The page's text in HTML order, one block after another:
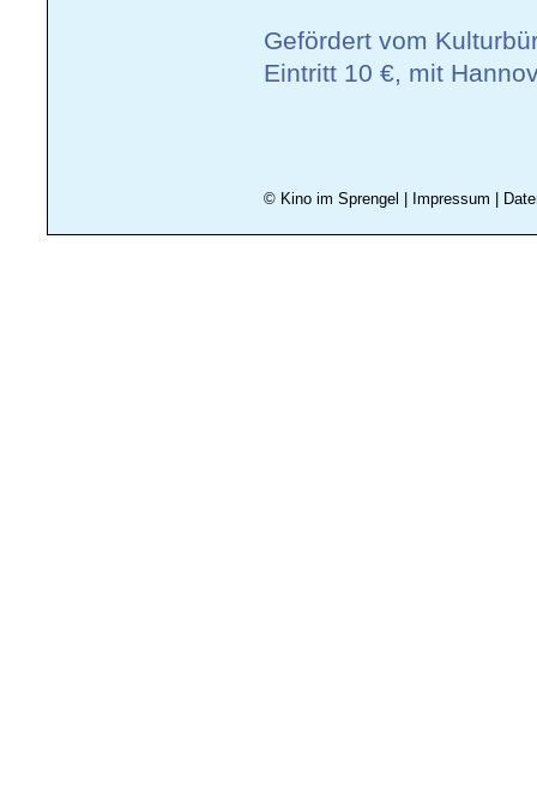
Gefördert vom
Eintritt 10 €, mit
© Kino im Sprengel Impressum